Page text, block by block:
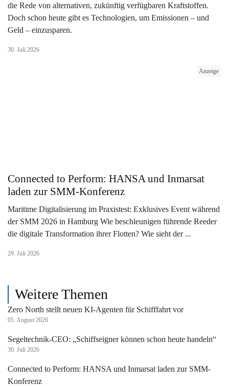
die Rede von alternativen, zukünftig verfügbaren Kraftstoffen.
Doch schon heute gibt es Technologien, um Emissionen – und
Geld – einzusparen.
30. Juli 2026
Anzeige
Connected to Perform: HANSA und Inmarsat
laden zur SMM-Konferenz
Maritime Digitalisierung im Praxistest: Exklusives Event während
der SMM 2026 in Hamburg Wie beschleunigen führende Reeder
die digitale Transformation ihrer Flotten? Wie sieht der ...
29. Juli 2026
Weitere Themen
Zero North stellt neuen KI-Agenten für Schifffahrt vor
05. August 2026
Segeltechnik-CEO: „Schiffseigner können schon heute handeln“
30. Juli 2026
Connected to Perform: HANSA und Inmarsat laden zur SMM-
Konferenz